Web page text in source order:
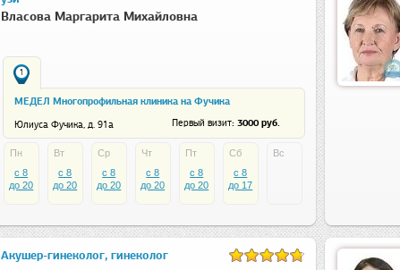
Власова Маргарита Михайловна
1
МЕДЕЛ Многопрофильная клиника на Фучика
Юлиуса Фучика, д. 91а Первый визит: 3000 руб.
Пн
c 8
до 20
Вт
c 8
до 20
Ср
c 8
до 20
Чт
c 8
до 20
Пт
c 8
до 20
Сб
c 8
до 17
Вс
Акушер-гинеколог, гинеколог